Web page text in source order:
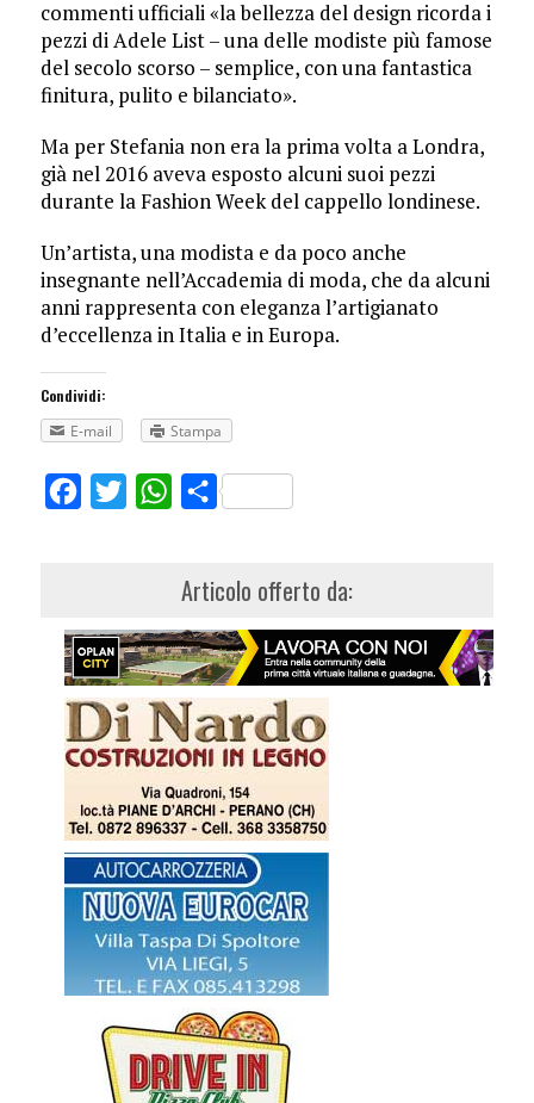
commenti ufficiali «la bellezza del design ricorda i
pezzi di Adele List – una delle modiste più famose
del secolo scorso – semplice, con una fantastica
finitura, pulito e bilanciato».
Ma per Stefania non era la prima volta a Londra,
già nel 2016 aveva esposto alcuni suoi pezzi
durante la Fashion Week del cappello londinese.
Un’artista, una modista e da poco anche
insegnante nell’Accademia di moda, che da alcuni
anni rappresenta con eleganza l’artigianato
d’eccellenza in Italia e in Europa.
Condividi:
E-mail
Stampa
FacebookTwitterWhatsApp
Share
Articolo offerto da: